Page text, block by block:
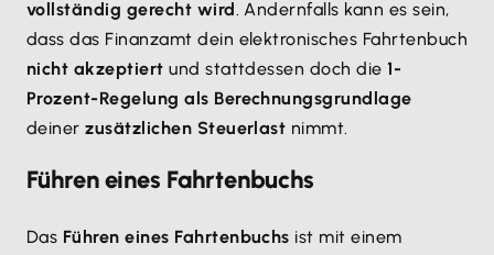
vollständig gerecht wird . Andernfalls kann es sein,
dass das Finanzamt dein elektronisches Fahrtenbuch
nicht akzeptiert und stattdessen doch die1-
Prozent-Regelung als Berechnungsgrundlage
deinerzusätzlichen Steuerlast nimmt.
Führen eines Fahrtenbuchs
Das Führen eines Fahrtenbuchs ist mit einem